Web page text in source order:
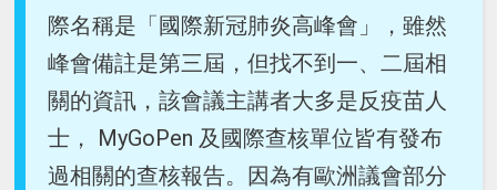
際名稱是「國際新冠肺炎高峰會」，雖然
峰會備註是第三屆，但找不到一、二屆相
關的資訊，該會議主講者大多是反疫苗人
士， MyGoPen 及國際查核單位皆有發布
過相關的查核報告。因為有歐洲議會部分